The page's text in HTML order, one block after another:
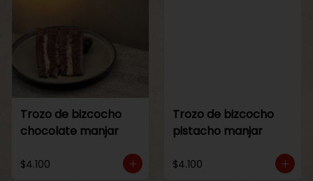
Trozo de bizcocho
chocolate manjar
$4.100
Trozo de bizcocho
pistacho manjar
$4.100